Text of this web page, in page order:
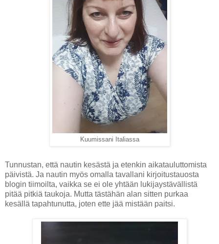
Kuumissani Italiassa
Tunnustan, että nautin kesästä ja etenkin aikatauluttomista
päivistä. Ja nautin myös omalla tavallani kirjoitustauosta
blogin tiimoilta, vaikka se ei ole yhtään lukijaystävällistä
pitää pitkiä taukoja. Mutta tästähän alan sitten purkaa
kesällä tapahtunutta, joten ette jää mistään paitsi.